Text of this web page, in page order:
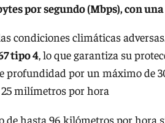
por segundo (Mbps), con
condiciones climáticas
tipo 4, lo que garantiza su
profundidad por un máximo de
milímetros por hora
de hasta 96 kilómetros por hora